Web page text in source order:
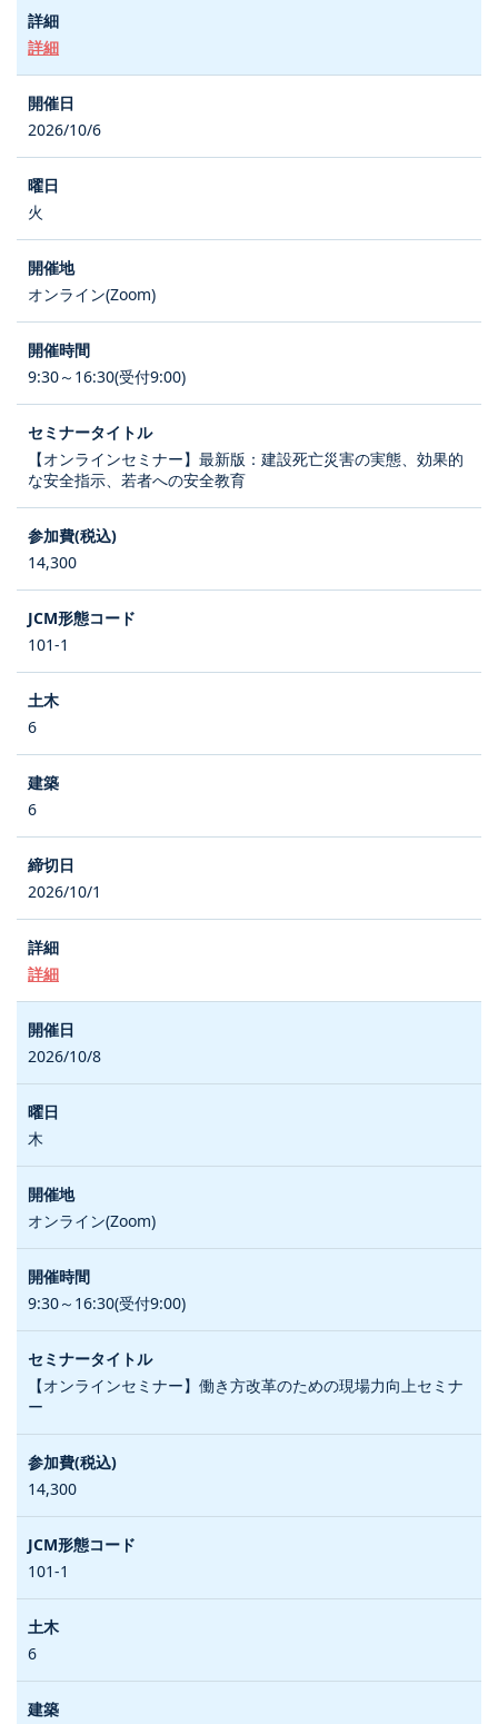
詳細
2026/10/6
火
オンライン(Zoom)
9:30～16:30(受付9:00)
【オンラインセミナー】最新版：建設死亡災害の実態、効果的
な安全指示、若者への安全教育
14,300
101-1
6
6
2026/10/1
詳細
2026/10/8
木
オンライン(Zoom)
9:30～16:30(受付9:00)
【オンラインセミナー】働き方改革のための現場力向上セミナ
ー
14,300
101-1
6